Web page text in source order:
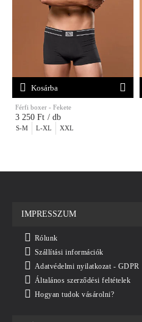
Férfi boxer - Fekete
S-M L-XL XXL
3 250 Ft / db
Kosárba
IMPRESSZUM
Rólunk
Szállítási információk
Adatvédelmi nyilatkozat - GDPR
Általános szerződési feltételek
Hogyan tudok vásárolni?